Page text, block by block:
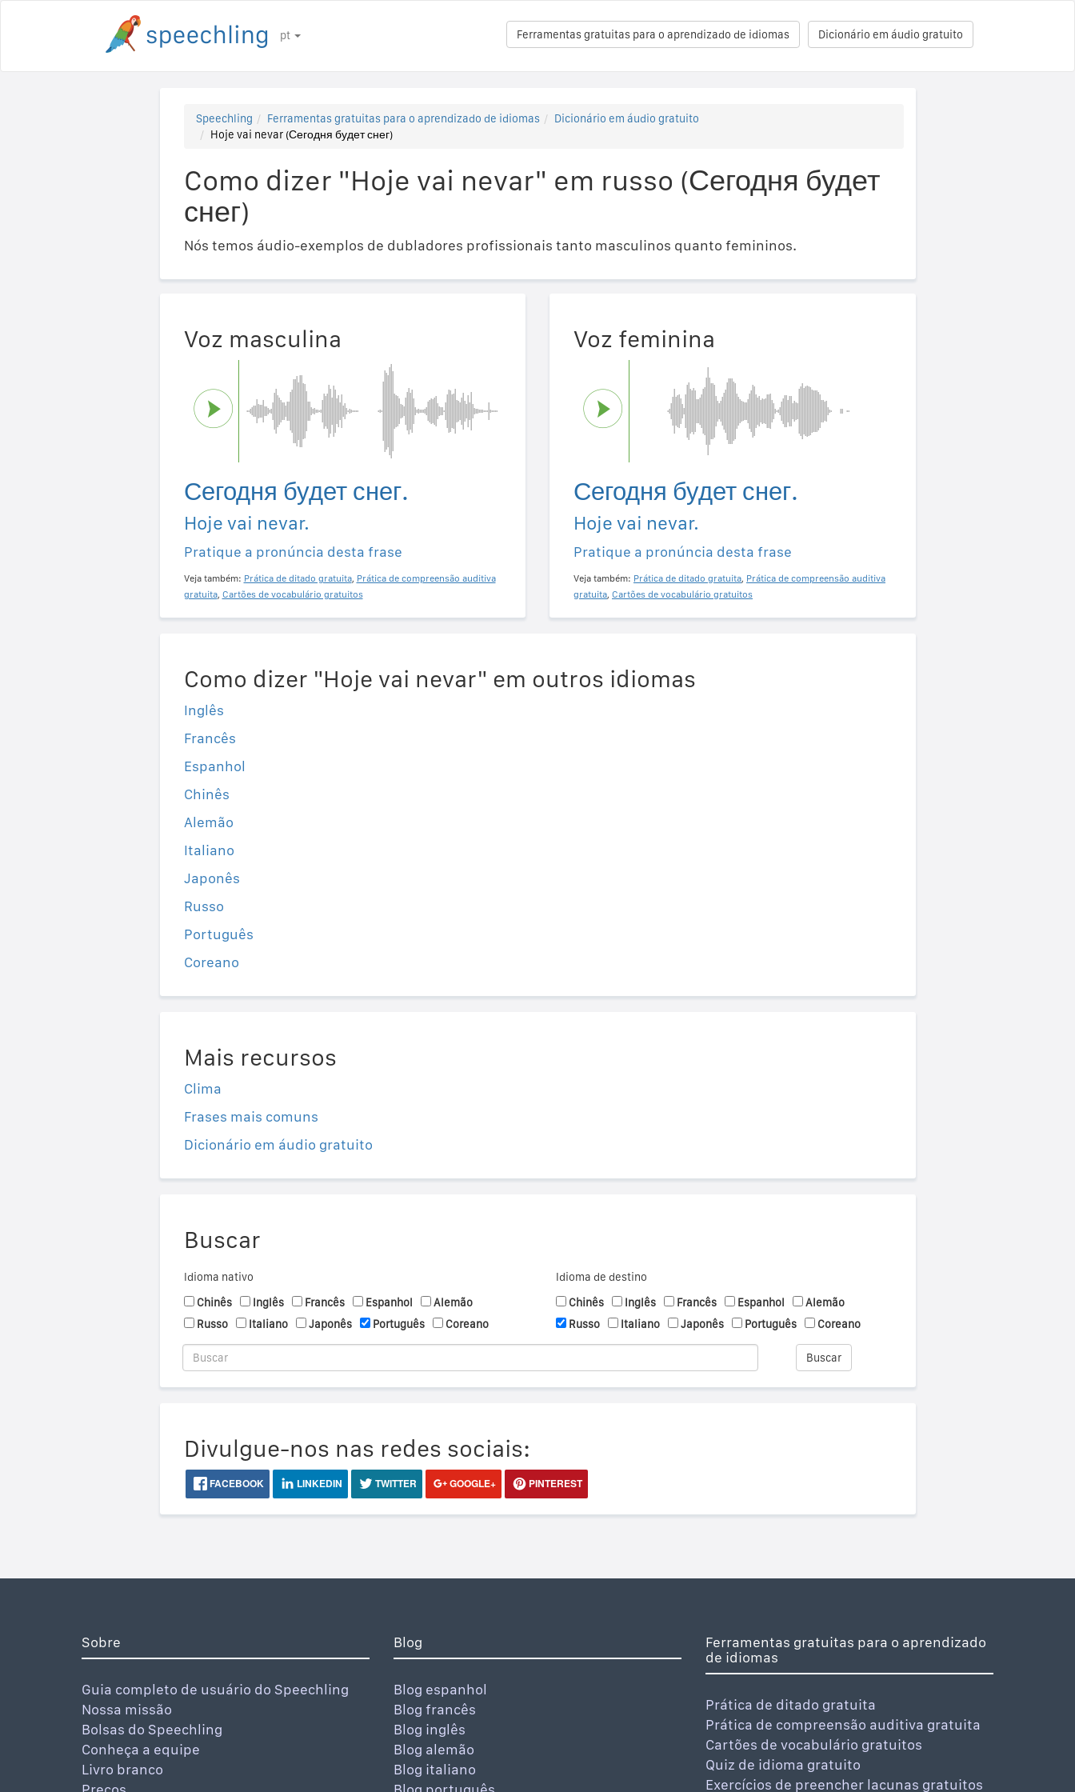
pt Dicionário em áudio gratuito
Ferramentas gratuitas para o aprendizado de idiomas
Speechling Ferramentas gratuitas para o aprendizado de idiomas
Dicionário em áudio gratuito
Hoje vai nevar (Сегодня будет снег)
Como dizer "Hoje vai nevar" em russo (Сегодня будет
снег)
Nós temos áudio-exemplos de dubladores profissionais tanto masculinos quanto femininos.
Voz masculina
Сегодня будет снег.
Hoje vai nevar.
Pratique a pronúncia desta frase
Veja também: Prática de ditado gratuita, Prática de compreensão auditiva
gratuita, Cartões de vocabulário gratuitos
Voz feminina
Сегодня будет снег.
Hoje vai nevar.
Pratique a pronúncia desta frase
Veja também: Prática de ditado gratuita, Prática de compreensão auditiva
gratuita, Cartões de vocabulário gratuitos
Como dizer "Hoje vai nevar" em outros idiomas
Inglês
Francês
Espanhol
Chinês
Alemão
Italiano
Japonês
Russo
Português
Coreano
Mais recursos
Clima
Frases mais comuns
Dicionário em áudio gratuito
Buscar
Idioma nativo
Chinês
Inglês Francês Espanhol
Alemão
Russo
Italiano Japonês Português Coreano
Idioma de destino
Chinês
Inglês Francês Espanhol
Alemão
Russo
Italiano Japonês Português Coreano
Buscar
Divulgue-nos nas redes sociais:
FACEBOOK LINKEDIN TWITTER GOOGLE+ PINTEREST
Sobre
Guia completo de usuário do Speechling
Nossa missão
Bolsas do Speechling
Conheça a equipe
Livro branco
Blog
Blog espanhol
Blog francês
Blog inglês
Blog alemão
Blog italiano
Ferramentas gratuitas para o aprendizado
de idiomas
Prática de ditado gratuita
Prática de compreensão auditiva gratuita
Cartões de vocabulário gratuitos
Quiz de idioma gratuito
Exercícios de preencher lacunas gratuitos